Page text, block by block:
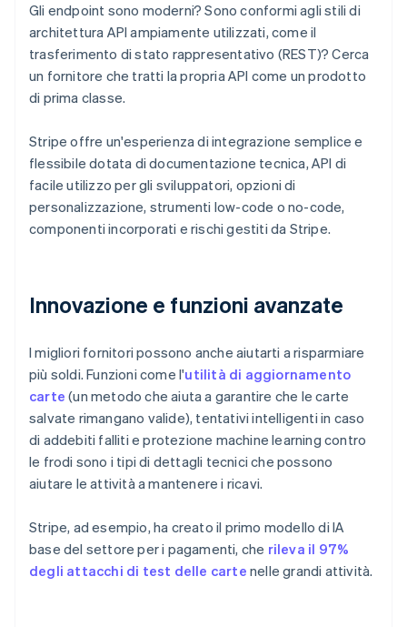
Gli endpoint sono moderni? Sono conformi agli stili di
architettura API ampiamente utilizzati, come il
trasferimento di stato rappresentativo (REST)? Cerca
un fornitore che tratti la propria API come un prodotto
di prima classe.
Stripe offre un'esperienza di integrazione semplice e
flessibile dotata di documentazione tecnica, API di
facile utilizzo per gli sviluppatori, opzioni di
personalizzazione, strumenti low-code o no-code,
componenti incorporati e rischi gestiti da Stripe.
Innovazione e funzioni avanzate
I migliori fornitori possono anche aiutarti a risparmiare
più soldi. Funzioni come l'utilità di aggiornamento
carte (un metodo che aiuta a garantire che le carte
salvate rimangano valide), tentativi intelligenti in caso
di addebiti falliti e protezione machine learning contro
le frodi sono i tipi di dettagli tecnici che possono
aiutare le attività a mantenere i ricavi.
Stripe, ad esempio, ha creato il primo modello di IA
base del settore per i pagamenti, che rileva il 97%
degli attacchi di test delle carte nelle grandi attività.